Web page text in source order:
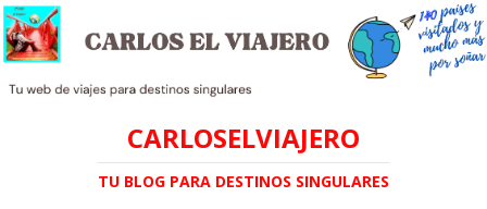
CARLOSELVIAJERO
TU BLOG PARA DESTINOS SINGULARES